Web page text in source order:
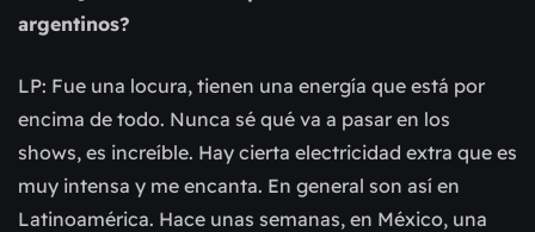
argentinos?
LP: Fue una locura, tienen una energía que está por
encima de todo. Nunca sé qué va a pasar en los
shows, es increíble. Hay cierta electricidad extra que es
muy intensa y me encanta. En general son así en
Latinoamérica. Hace unas semanas, en México, una